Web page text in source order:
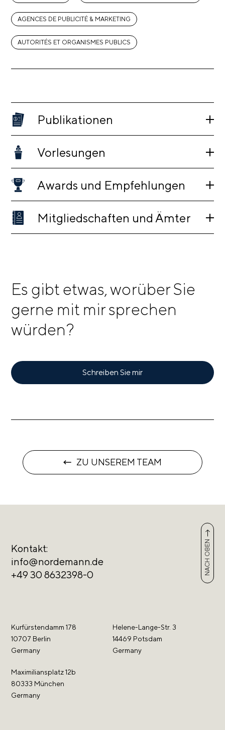
AGENCES DE PUBLICITÉ & MARKETING
AUTORITÉS ET ORGANISMES PUBLICS
Publikationen
Vorlesungen
Awards und Empfehlungen
Mitgliedschaften und Ämter
Es gibt etwas, worüber Sie
gerne mit mir sprechen
würden?
Schreiben Sie mir
ZU UNSEREM TEAM
Kontakt:
info@nordemann.de
+49 30 8632398-0
Kurfürstendamm 178
10707 Berlin
Germany
Helene-Lange-Str. 3
14469 Potsdam
Germany
Maximiliansplatz 12b
80333 München
Germany
NACH OBEN